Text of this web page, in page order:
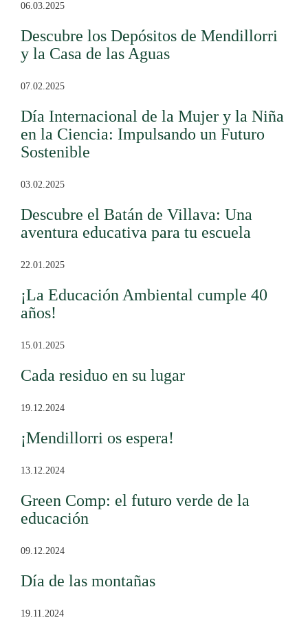
06.03.2025
Descubre los Depósitos de Mendillorri
y la Casa de las Aguas
07.02.2025
Día Internacional de la Mujer y la Niña
en la Ciencia: Impulsando un Futuro
Sostenible
03.02.2025
Descubre el Batán de Villava: Una
aventura educativa para tu escuela
22.01.2025
¡La Educación Ambiental cumple 40
años!
15.01.2025
Cada residuo en su lugar
19.12.2024
¡Mendillorri os espera!
13.12.2024
Green Comp: el futuro verde de la
educación
09.12.2024
Día de las montañas
19.11.2024